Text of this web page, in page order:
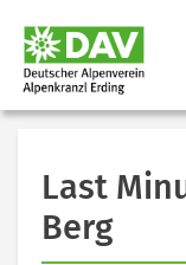
Last
Berg